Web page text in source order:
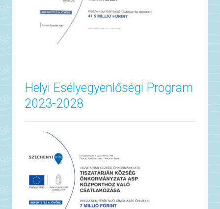
Helyi Esélyegyenlőségi Program
2023-2028